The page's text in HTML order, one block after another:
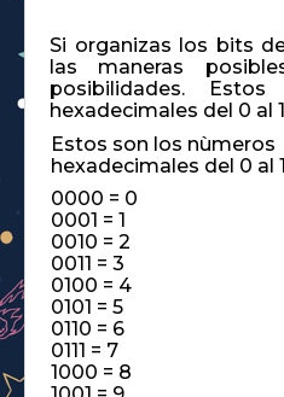
Si organizas los bits
las maneras
posibilidades.
hexadecimales del 0 al
Estos son los nùmeros
hexadecimales del 0 al
0000 = 0
0001 = 1
0010 = 2
0011 = 3
0100 = 4
0101 = 5
0110 = 6
0111 = 7
1000 = 8